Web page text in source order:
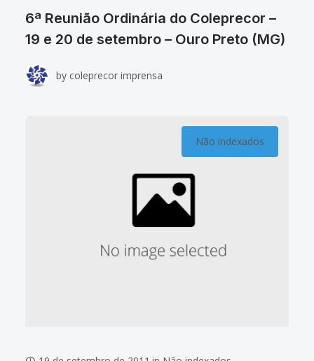
6ª Reunião Ordinária do Coleprecor –
19 e 20 de setembro – Ouro Preto (MG)
by coleprecor imprensa
Não indexados